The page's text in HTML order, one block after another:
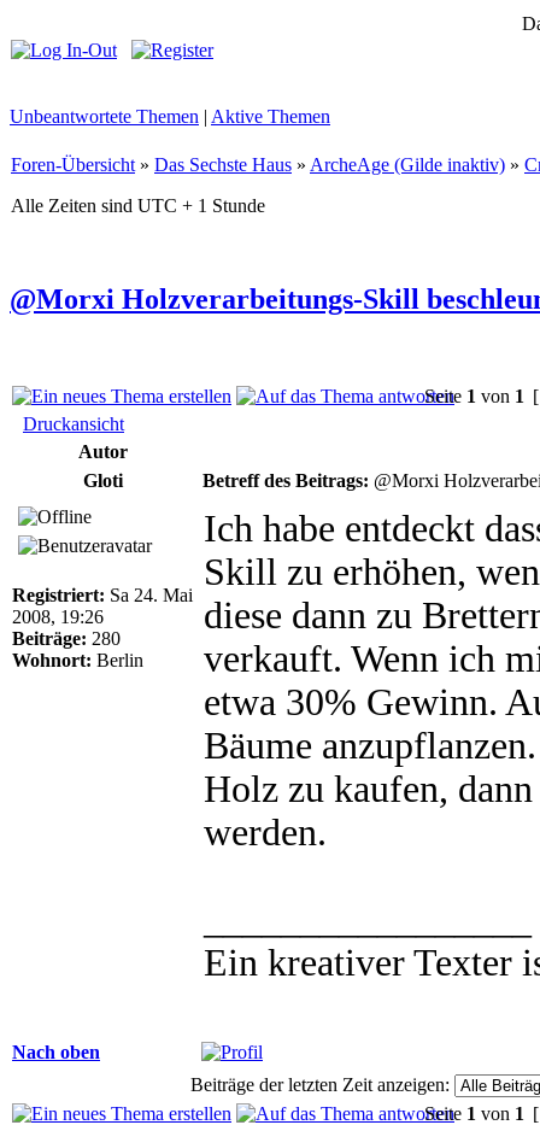
Unbeantwortete Themen | Aktive Themen
Foren-Übersicht » Das Sechste Haus » ArcheAge (Gilde inaktiv) »
Alle Zeiten sind UTC + 1 Stunde
@Morxi Holzverarbeitungs-Skill
Seite 1 von 1
Druckansicht
Autor
Gloti
Betreff des Beitrags: @Morxi
Registriert: Sa 24. Mai
2008, 19:26
Beiträge: 280
Wohnort: Berlin
Ich habe entdeckt
Skill zu erhöhen,
diese dann zu
verkauft. Wenn ich
etwa 30% Gewinn.
Bäume
Holz zu kaufen,
werden.
Ein kreativer Texter
Nach oben
Beiträge der letzten Zeit anzeigen:
Seite 1 von 1